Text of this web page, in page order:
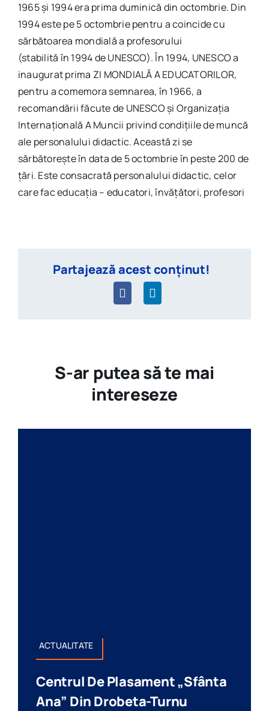
1965 și 1994 era prima duminică din octombrie. Din
1994 este pe 5 octombrie pentru a coincide cu
sărbătoarea mondială a profesorului
(stabilită în 1994 de UNESCO). În 1994, UNESCO a
inaugurat prima ZI MONDIALĂ A EDUCATORILOR,
pentru a comemora semnarea, în 1966, a
recomandării făcute de UNESCO şi Organizaţia
Internaţională A Muncii privind condiţiile de muncă
ale personalului didactic. Această zi se
sărbătoreşte în data de 5 octombrie în peste 200 de
ţări. Este consacrată personalului didactic, celor
care fac educaţia – educatori, învăţători, profesori
Partajează acest conținut!
S-ar putea să te mai
intereseze
ACTUALITATE
Centrul De Plasament „Sfânta
Ana” Din Drobeta-Turnu